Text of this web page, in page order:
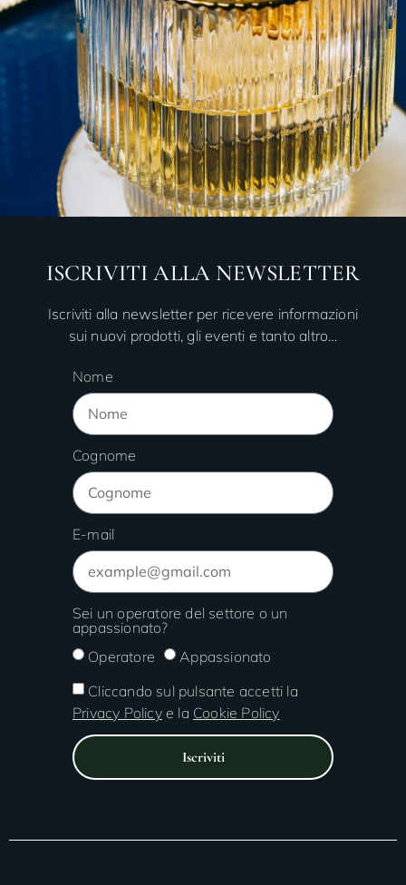
ISCRIVITI ALLA NEWSLETTER
Iscriviti alla newsletter per ricevere informazioni
sui nuovi prodotti, gli eventi e tanto altro…
Nome
Cognome
E-mail
Sei un operatore del settore o un
appassionato?
Operatore
Appassionato
Cliccando sul pulsante accetti la
Privacy Policye la Cookie Policy
Iscriviti